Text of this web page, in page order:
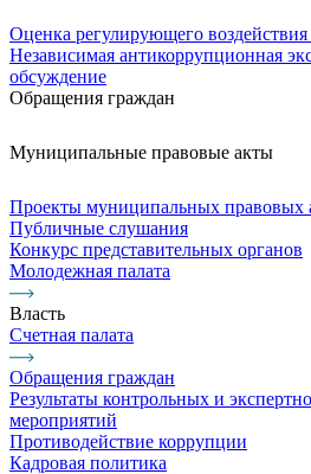
Оценка регулирующего
Независимая антикоррупционная
обсуждение
Обращения граждан
Муниципальные правовые акты
Проекты муниципальных правовых
Публичные слушания
Конкурс представительных органов
Молодежная палата
Власть
Счетная палата
Обращения граждан
Результаты контрольных и
мероприятий
Противодействие коррупции
Кадровая политика